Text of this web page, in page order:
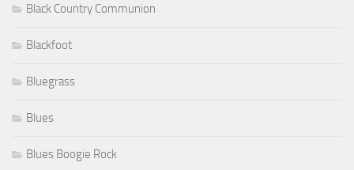
Black Country Communion
Blackfoot
Bluegrass
Blues
Blues Boogie Rock